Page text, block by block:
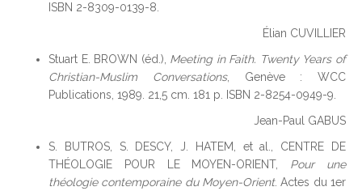
ISBN 2-8309-0139-8.
Élian CUVILLIER
Stuart E. BROWN (éd.), Meeting in Faith. Twenty Years of
Christian-Muslim Conversations, Genève : WCC
Publications, 1989. 21,5 cm. 181 p. ISBN 2-8254-0949-9.
Jean-Paul GABUS
S. BUTROS, S. DESCY, J. HATEM, et al., CENTRE DE
THÉOLOGIE POUR LE MOYEN-ORIENT, Pour une
théologie contemporaine du Moyen-Orient. Actes du 1er